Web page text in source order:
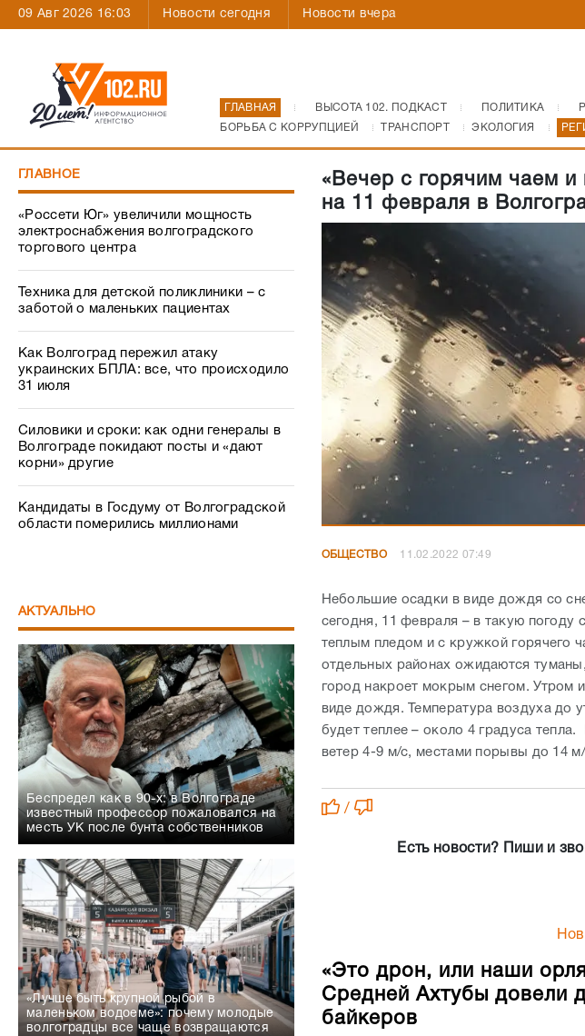
09 Авг 2026 16:03 Новости сегодня Новости вчера
ГЛАВНАЯ ВЫСОТА 102. ПОДКАСТ ПОЛИТИКА
БОРЬБА С КОРРУПЦИЕЙ
ТРАНСПОРТ ЭКОЛОГИЯ
ГЛАВНОЕ
«Россети Юг» увеличили мощность
электроснабжения волгоградского
торгового центра
Техника для детской поликлиники – с
заботой о маленьких пациентах
Как Волгоград пережил атаку
украинских БПЛА: все, что происходило
31 июля
Силовики и сроки: как одни генералы в
Волгограде покидают посты и «дают
корни» другие
Кандидаты в Госдуму от Волгоградской
области померились миллионами
АКТУАЛЬНО
Беспредел как в 90-х: в Волгограде
известный профессор пожаловался на
месть УК после бунта собственников
«Лучше быть крупной рыбой в
маленьком водоеме»: почему молодые
волгоградцы все чаще возвращаются
«Вечер с горячим чаем и
на 11 февраля в
ОБЩЕСТВО 11.02.2022 07:49
Небольшие осадки в виде дождя со
сегодня, 11 февраля – в такую погоду
теплым пледом и с кружкой горячего
отдельных районах ожидаются
город накроет мокрым снегом. Утром
виде дождя. Температура воздуха до
будет теплее – около 4 градуса
ветер 4-9 м/с, местами порывы до 14 м/
/
Есть новости? Пиши и
«Это дрон, или наши
Средней Ахтубы довели
байкеров